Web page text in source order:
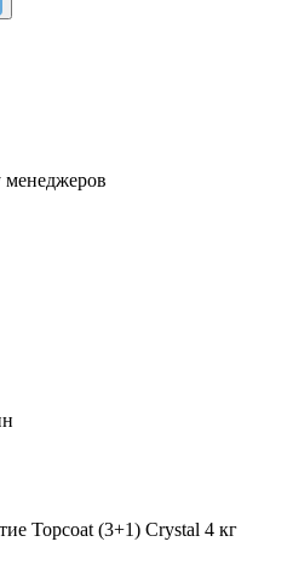
менеджеров
Topcoat (3+1) Crystal 4 кг